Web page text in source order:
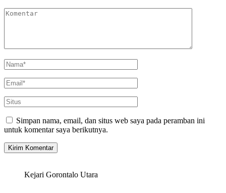
Simpan nama, email, dan situs web saya pada peramban ini
untuk komentar saya berikutnya.
Kejari Gorontalo Utara